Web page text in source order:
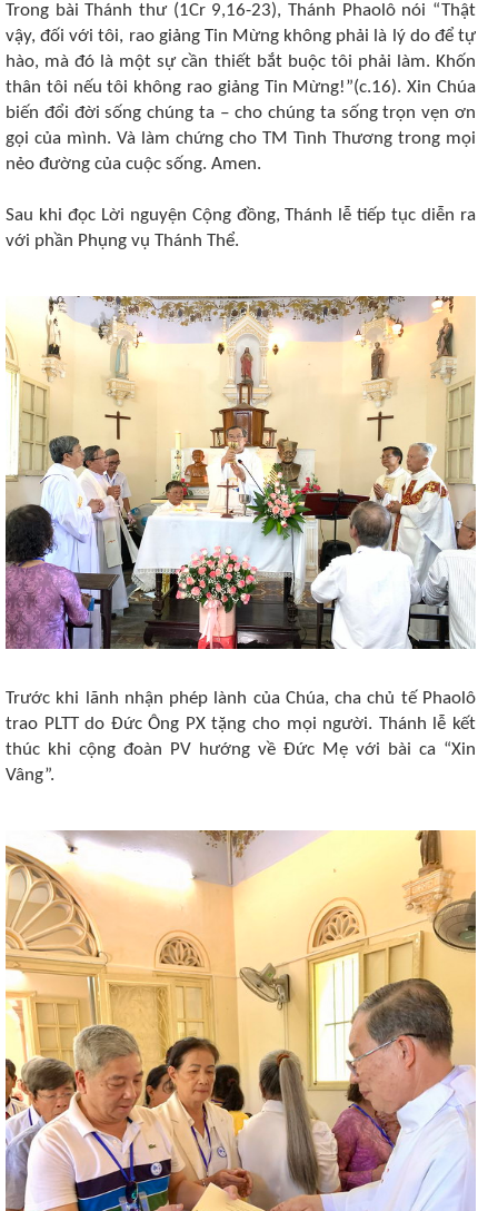
Trong bài Thánh thư (1Cr 9,16-23), Thánh Phaolô nói “Thật
vậy, đối với tôi, rao giảng Tin Mừng không phải là lý do để tự
hào, mà đó là một sự cần thiết bắt buộc tôi phải làm. Khốn
thân tôi nếu tôi không rao giảng Tin Mừng!”(c.16). Xin Chúa
biến đổi đời sống chúng ta ‒ cho chúng ta sống trọn vẹn ơn
gọi của mình. Và làm chứng cho TM Tình Thương trong mọi
nẻo đường của cuộc sống. Amen.
Sau khi đọc Lời nguyện Cộng đồng, Thánh lễ tiếp tục diễn ra
với phần Phụng vụ Thánh Thể.
Trước khi lãnh nhận phép lành của Chúa, cha chủ tế Phaolô
trao PLTT do Đức Ông PX tặng cho mọi người. Thánh lễ kết
thúc khi cộng đoàn PV hướng về Đức Mẹ với bài ca “Xin
Vâng”.